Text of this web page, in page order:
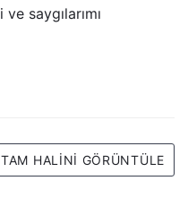
saygılarımı
TAM HALINI GÖRÜNTÜLE